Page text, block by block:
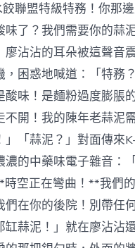
聯盟特級特務！你那
味了？我們需要你的蒜
廖沾沾的耳朵被這聲音
，困惑地喊道：「特務
酸味！是麵粉過度膨脹
不開！我的陳年老蒜泥
」「蒜泥？」對面傳來
濃的中藥味電子雜音：
時空正在彎曲！**我們
們在你的後院！別帶任
蒜泥！」就在廖沾沾